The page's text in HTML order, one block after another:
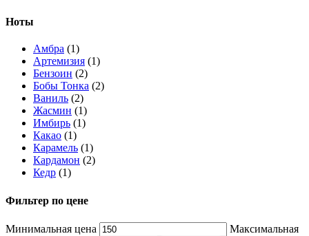
Armaf
(7)
Armand Basi (1)
Asdaaf (4)
Atelier Cologne
Attar Collection
Azzaro (2)
Bath & Body Works
BDK Parfums
Bentley (1)
Boadicea The Victorious
Bois 1920 (1)
Bottega Veneta
Britney Spears
Bvlgari (5)
Ноты
Амбра (1)
Артемизия (1)
Бензоин (2)
Бобы Тонка (2)
Ваниль (2)
Жасмин (1)
Имбирь (1)
Какао (1)
Карамель (1)
Кардамон (2)
Кедр (1)
Корица (1)
Лабданум
Фильтер по цене
Минимальная цена
Максимальная